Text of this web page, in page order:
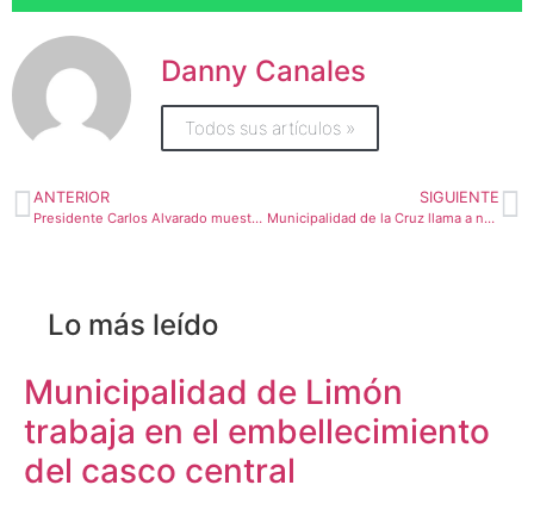
Danny Canales
Todos sus artículos »
ANTERIOR
Presidente Carlos Alvarado muestra su dolor por muerte de alcalde de Dota
SIGUIENTE
Municipalidad de la Cruz llama a no crear botaderos clandestinos ni quemas ilegales de residuos
Lo más leído
Municipalidad de Limón
trabaja en el embellecimiento
del casco central